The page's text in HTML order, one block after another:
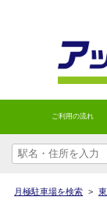
ご利用の流れ
月極駐車場を検索 >